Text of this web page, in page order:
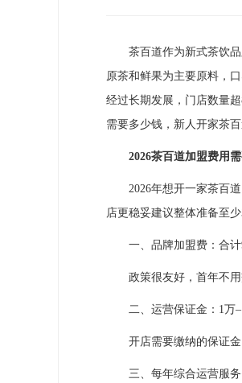
茶百道作为新式茶饮品
原茶和鲜果为主要原料，
经过长期发展，门店数量
需要多少钱，新人开家茶
2026茶百道加盟费用
2026年想开一家茶百道
店更稳妥建议整体准备至少
一、品牌加盟费：合计
政策很友好，首年不用
二、运营保证金：1万
开店需要缴纳的保证金
三、每年综合运营服务